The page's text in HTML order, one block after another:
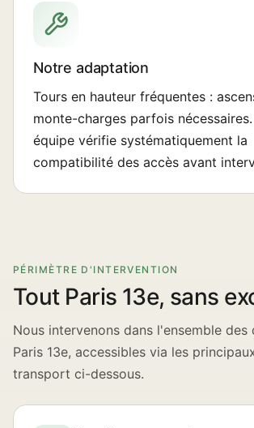
Notre adaptation
Tours en hauteur fréquentes :
monte-charges parfois
équipe vérifie systématiquement la
compatibilité des accès avant
PÉRIMÈTRE D'INTERVENTION
Tout Paris 13e, sans
Nous intervenons dans l'ensemble des
Paris 13e, accessibles via les
transport ci-dessous.